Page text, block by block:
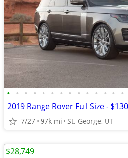
• • • • • • • • • • • • • •
7/27 97k mi St. George, UT
$28,749